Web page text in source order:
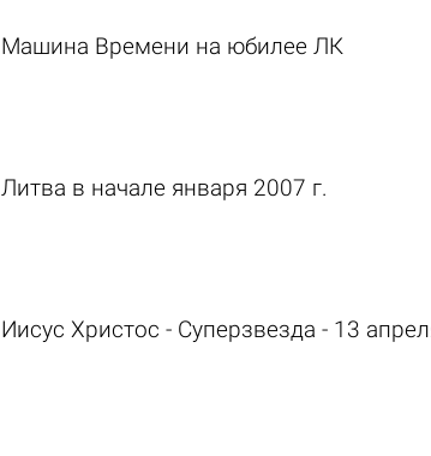
Машина Времени на юбилее ЛК
Литва в начале января 2007 г.
Иисус Христос - Суперзвезда - 13